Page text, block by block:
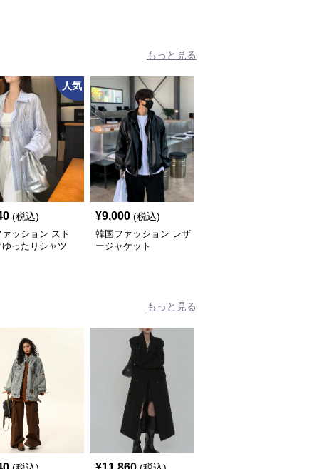
もっと見る
人気
(税込)
ッション スト
ゆったりシャツ
¥9,000 (税込)
韓国ファッション レザ
ージャケット
もっと見る